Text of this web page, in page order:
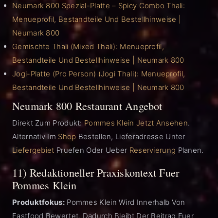
Neumark 800 Spezial-Platte – Spicy Combo Thali:
Menueprofil, Bestandteile Und Bestellhinweise |
Neumark 800
Gemischte Thali (Mixed Thali): Menueprofil,
Bestandteile Und Bestellhinweise | Neumark 800
Jogi-Platte (pro Person) (Jogi Thali): Menueprofil,
Bestandteile Und Bestellhinweise | Neumark 800
Neumark 800 Restaurant Angebot
Direkt Zum Produkt: Pommes Klein Jetzt Ansehen.
Alternativ Im Shop Bestellen, Lieferadresse Unter
Liefergebiet Pruefen Oder Ueber Reservierung Planen.
11) Redaktioneller Praxiskontext Fuer
Pommes Klein
Produktfokus:Pommes Klein Wird Innerhalb Von
Fastfood Bewertet. Dadurch Bleibt Der Beitrag Fuer